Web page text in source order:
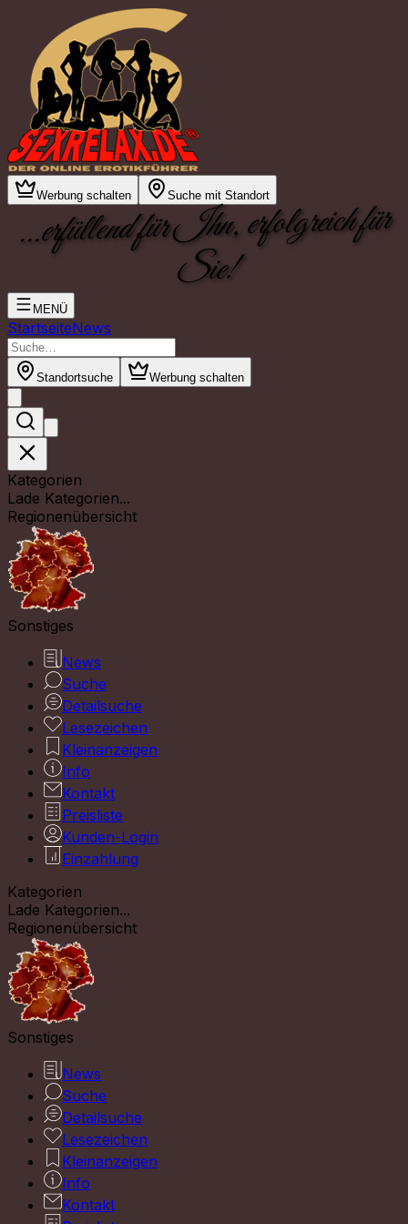
Werbung schalten Suche mit Standort
...erfüllend für Ihn, erfolgreich für
Sie!
MENÜ
StartseiteNews
Standortsuche Werbung schalten
Kategorien
Lade Kategorien...
Regionenübersicht
Sonstiges
News
Suche
Detailsuche
Lesezeichen
Kleinanzeigen
Info
Kontakt
Preisliste
Kunden-Login
Einzahlung
Kategorien
Lade Kategorien...
Regionenübersicht
Sonstiges
News
Suche
Detailsuche
Lesezeichen
Kleinanzeigen
Info
Kontakt